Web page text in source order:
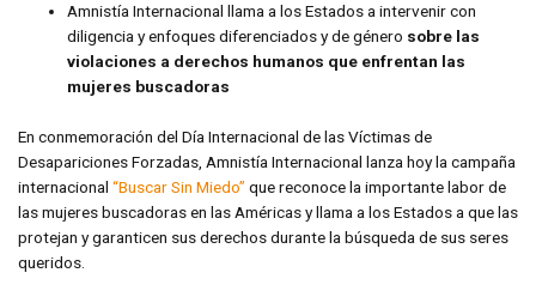
Amnistía Internacional llama a los Estados a intervenir con
diligencia y enfoques diferenciados y de género sobre las
violaciones a derechos humanos que enfrentan las
mujeres buscadoras
En conmemoración del Día Internacional de las Víctimas de
Desapariciones Forzadas, Amnistía Internacional lanza hoy la campaña
internacional “Buscar Sin Miedo” que reconoce la importante labor de
las mujeres buscadoras en las Américas y llama a los Estados a que las
protejan y garanticen sus derechos durante la búsqueda de sus seres
queridos.